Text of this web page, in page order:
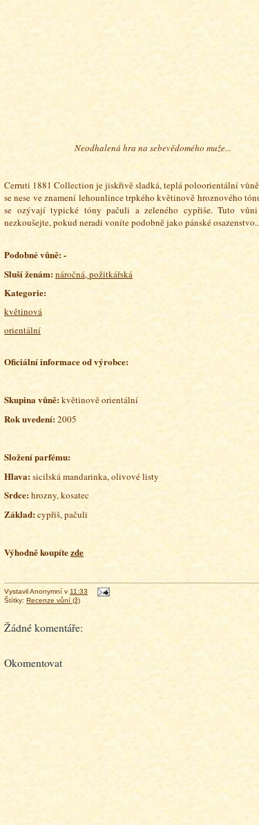
Neodhalená hra na sebevědomého muže...
Cerruti 1881 Collection je jiskřivě sladká, teplá poloorientální
se nese ve znamení lehounlince trpkého květinově hroznového
se ozývají typické tóny pačuli a zeleného cypřiše. Tuto
nezkoušejte, pokud neradi voníte podobně jako pánské
Podobné vůně: -
Sluší ženám:náročná, požitkářská
Kategorie:
květinová
orientální
Oficiální informace od výrobce:
Skupina vůně:květinově orientální
Rok uvedení:2005
Složení parfému:
Hlava:sicilská mandarinka, olivové listy
Srdce: hrozny, kosatec
Základ:cypřiš, pačuli
Výhodně koupítezde
Vystavil Anonymní v 11:33
Štítky: Recenze vůní (ž)
Žádné komentáře:
Okomentovat